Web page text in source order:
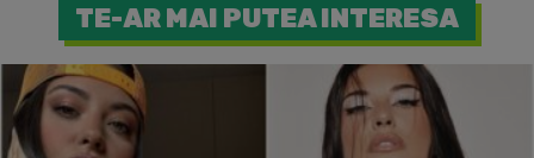
TE-AR MAI PUTEA INTERESA